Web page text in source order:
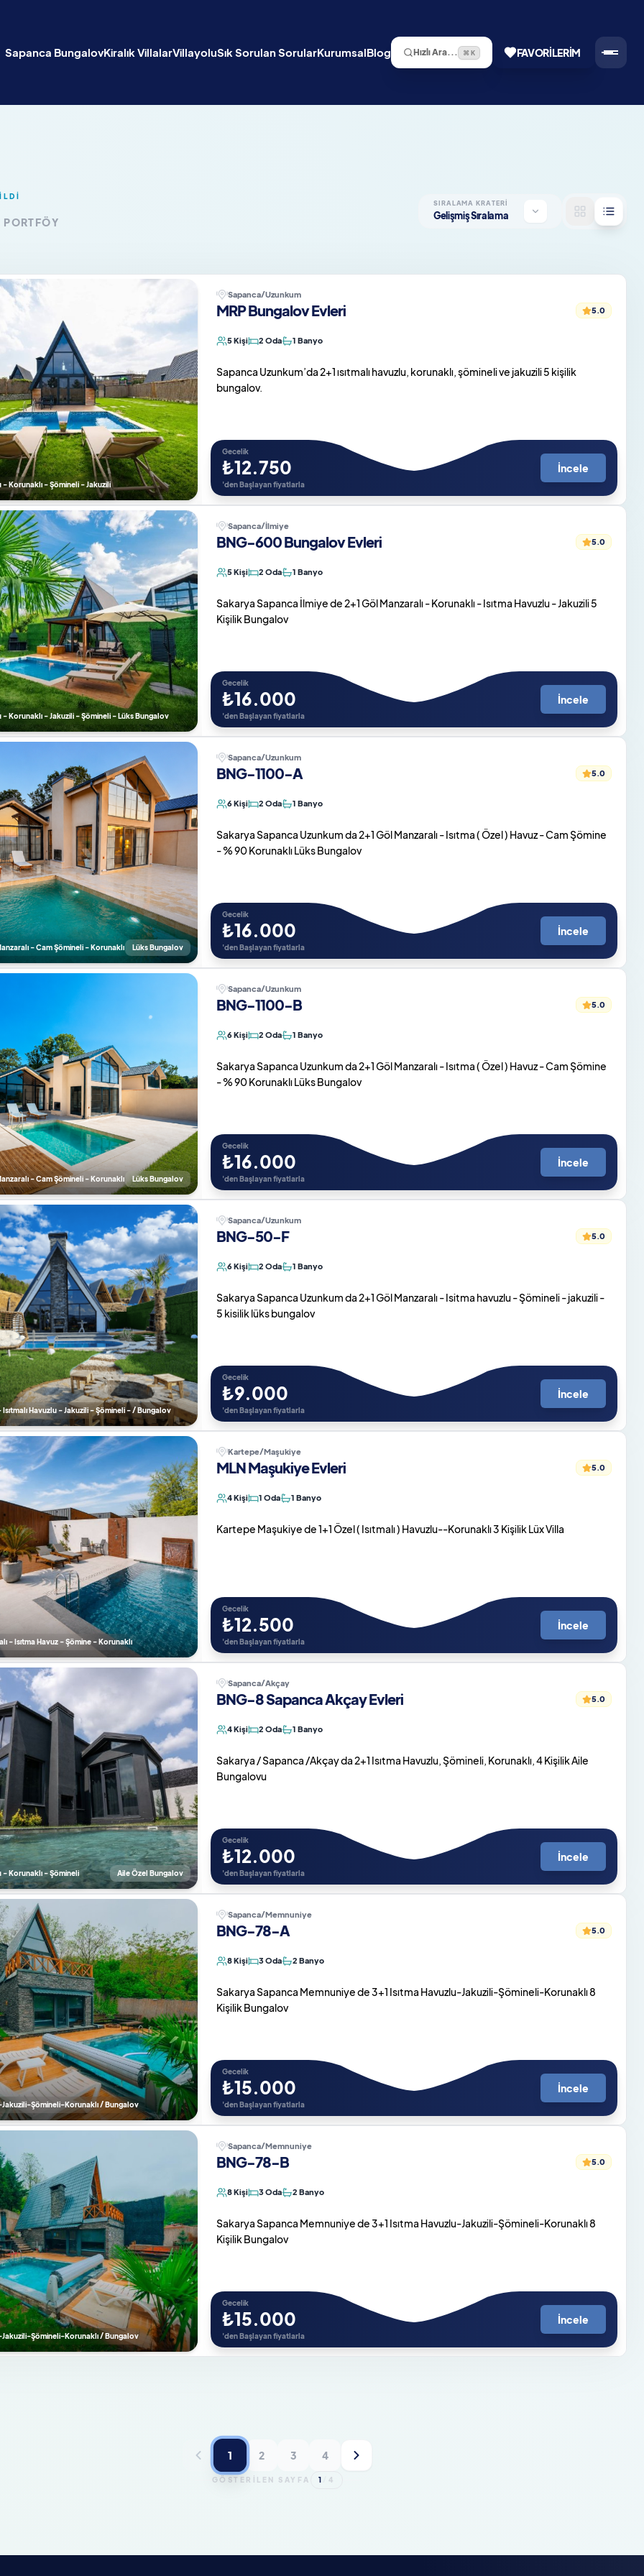
Sapanca BungalovKiralık VillalarVillayoluSık Sorulan SorularKurumsalBlog Hızlı Ara... ⌘ K FAVORILERIM
SIRALAMA KRATERI
Gelişmiş Sıralama
- Korunaklı - Şömineli - Jakuzili
Sapanca/Uzunkum
MRP Bungalov Evleri 5.0
5 Kişi 2 Oda 1 Banyo
Sapanca Uzunkum’da 2+1 ısıtmalı havuzlu, korunaklı, şömineli ve jakuzili 5 kişilik
bungalov.
Gecelik
₺12.750
'den Başlayan fiyatlarla
İncele
- Korunaklı - Jakuzili - Şömineli - Lüks Bungalov
Sapanca/İlmiye
BNG-600 Bungalov Evleri 5.0
5 Kişi 2 Oda 1 Banyo
Sakarya Sapanca İlmiye de 2+1 Göl Manzaralı - Korunaklı - Isıtma Havuzlu - Jakuzili 5
Kişilik Bungalov
Gecelik
₺16.000
'den Başlayan fiyatlarla
İncele
- Cam Şömineli - Korunaklı Lüks Bungalov
Sapanca/Uzunkum
BNG-1100-A 5.0
6 Kişi 2 Oda 1 Banyo
Sakarya Sapanca Uzunkum da 2+1 Göl Manzaralı - Isıtma ( Özel ) Havuz - Cam Şömine
- % 90 Korunaklı Lüks Bungalov
Gecelik
₺16.000
'den Başlayan fiyatlarla
İncele
- Cam Şömineli - Korunaklı Lüks Bungalov
Sapanca/Uzunkum
BNG-1100-B 5.0
6 Kişi 2 Oda 1 Banyo
Sakarya Sapanca Uzunkum da 2+1 Göl Manzaralı - Isıtma ( Özel ) Havuz - Cam Şömine
- % 90 Korunaklı Lüks Bungalov
Gecelik
₺16.000
'den Başlayan fiyatlarla
İncele
Isıtmalı Havuzlu - Jakuzili - Şömineli - / Bungalov
Sapanca/Uzunkum
BNG-50-F 5.0
6 Kişi 2 Oda 1 Banyo
Sakarya Sapanca Uzunkum da 2+1 Göl Manzaralı - Isitma havuzlu - Şömineli - jakuzili -
5 kisilik lüks bungalov
Gecelik
₺9.000
'den Başlayan fiyatlarla
İncele
- Isıtma Havuz - Şömine - Korunaklı
Kartepe/Maşukiye
MLN Maşukiye Evleri 5.0
4 Kişi 1 Oda 1 Banyo
Kartepe Maşukiye de 1+1 Özel ( Isıtmalı ) Havuzlu--Korunaklı 3 Kişilik Lüx Villa
Gecelik
₺12.500
'den Başlayan fiyatlarla
İncele
- Korunaklı - Şömineli Aile Özel Bungalov
Sapanca/Akçay
BNG-8 Sapanca Akçay Evleri 5.0
4 Kişi 2 Oda 1 Banyo
Sakarya / Sapanca /Akçay da 2+1 Isıtma Havuzlu, Şömineli, Korunaklı, 4 Kişilik Aile
Bungalovu
Gecelik
₺12.000
'den Başlayan fiyatlarla
İncele
Jakuzili-Şömineli-Korunaklı / Bungalov
Sapanca/Memnuniye
BNG-78-A 5.0
8 Kişi 3 Oda 2 Banyo
Sakarya Sapanca Memnuniye de 3+1 Isıtma Havuzlu-Jakuzili-Şömineli-Korunaklı 8
Kişilik Bungalov
Gecelik
₺15.000
'den Başlayan fiyatlarla
İncele
Jakuzili-Şömineli-Korunaklı / Bungalov
Sapanca/Memnuniye
BNG-78-B 5.0
8 Kişi 3 Oda 2 Banyo
Sakarya Sapanca Memnuniye de 3+1 Isıtma Havuzlu-Jakuzili-Şömineli-Korunaklı 8
Kişilik Bungalov
Gecelik
₺15.000
'den Başlayan fiyatlarla
İncele
1 2 3 4
GÖSTERİLEN SAYFA 1 4